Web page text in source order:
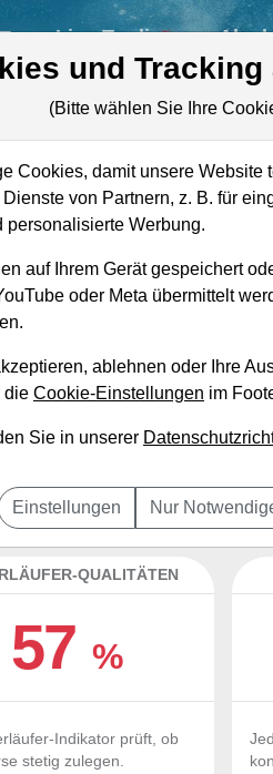
Live-Trading
Marktkapitalisierung
Umsatz
zum Kaufen und
QUALITÄTEN
57 %
Indikator prüft, ob
stetig zulegen.
und
(Bitte wählen Sie Ihre
Cookies, damit unsere
von Partnern, z. B. für
personalisierte Werbung.
auf Ihrem Gerät gespeichert
oder Meta übermittelt
ablehnen oder Ihre
die Cookie-Einstellungen im
Sie in unserer
Einstellungen Nur